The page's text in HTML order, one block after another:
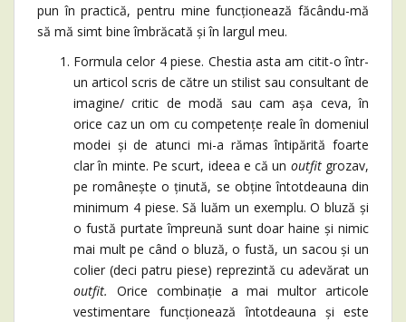
pun în practică, pentru mine funcționează făcându-mă
să mă simt bine îmbrăcată și în largul meu.
Formula celor 4 piese. Chestia asta am citit-o într-
un articol scris de către un stilist sau consultant de
imagine/ critic de modă sau cam așa ceva, în
orice caz un om cu competențe reale în domeniul
modei și de atunci mi-a rămas întipărită foarte
clar în minte. Pe scurt, ideea e că un outfitgrozav,
pe românește o ținută, se obține întotdeauna din
minimum 4 piese. Să luăm un exemplu. O bluză și
o fustă purtate împreună sunt doar haine și nimic
mai mult pe când o bluză, o fustă, un sacou și un
colier (deci patru piese) reprezintă cu adevărat un
outfit.
Orice combinație a mai multor articole
vestimentare funcționează întotdeauna și este